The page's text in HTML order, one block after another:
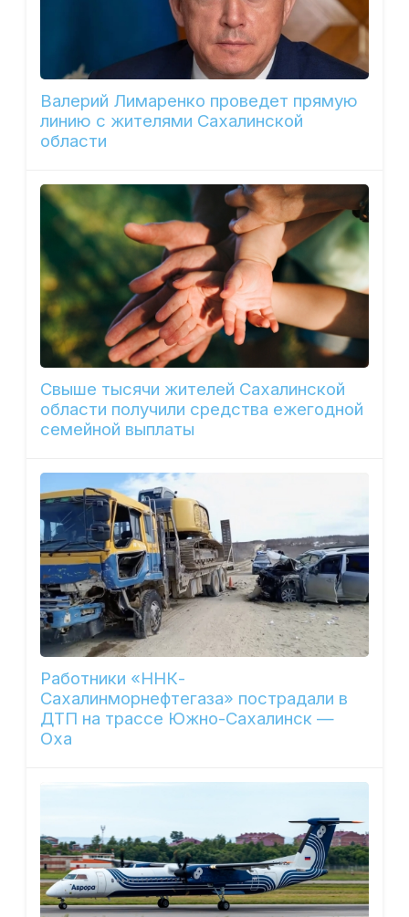
Валерий Лимаренко проведет прямую
линию с жителями Сахалинской
области
Свыше тысячи жителей Сахалинской
области получили средства ежегодной
семейной выплаты
Работники «ННК-
Сахалинморнефтегаза» пострадали в
ДТП на трассе Южно-Сахалинск —
Оха